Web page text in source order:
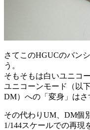
さてこのHGUCのバン
う。
そもそもは白いユニコ
ユニコーンモード（以
DM）への「変身」はさ
その代わりUM、DM個
1/144スケールでの再現